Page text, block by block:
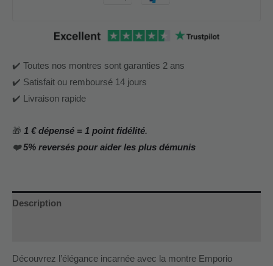
✔️ Toutes nos montres sont garanties 2 ans
✔️ Satisfait ou remboursé 14 jours
✔️ Livraison rapide
🎁 1 € dépensé = 1 point fidélité.
❤️5% reversés pour aider les plus démunis
Description
Découvrez l’élégance incarnée avec la montre Emporio